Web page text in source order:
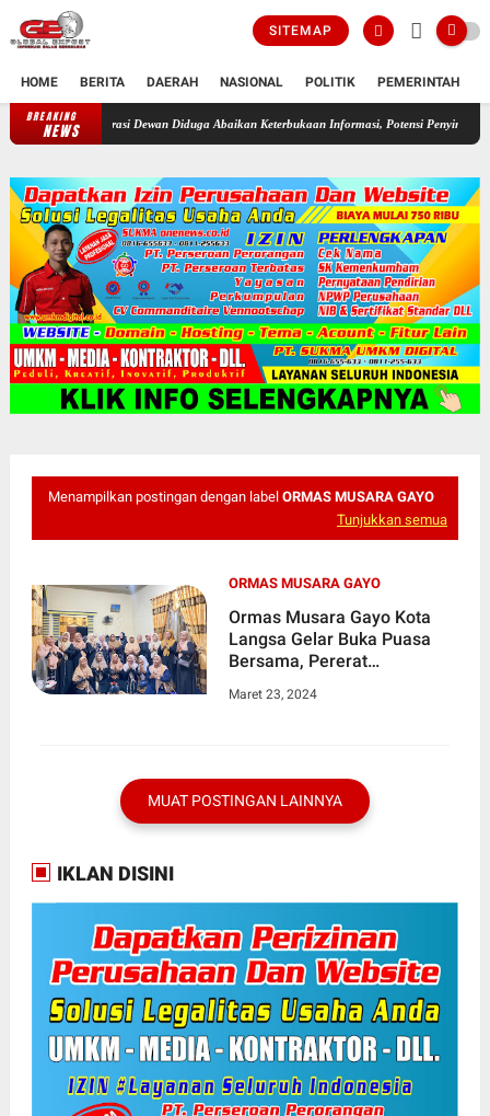
SITEMAP
HOME BERITA DAERAH NASIONAL POLITIK PEMERINTAH
BREAKING
NEWS
Aspirasi Dewan Diduga Abaikan Keterbukaan Informasi, Potensi Penyimpangan
Menampilkan postingan dengan label ORMAS MUSARA GAYO
Tunjukkan semua
ORMAS MUSARA GAYO
Ormas Musara Gayo Kota
Langsa Gelar Buka Puasa
Bersama, Pererat
Bulan yang Penuh Berkah
Maret 23, 2024
MUAT POSTINGAN LAINNYA
IKLAN DISINI